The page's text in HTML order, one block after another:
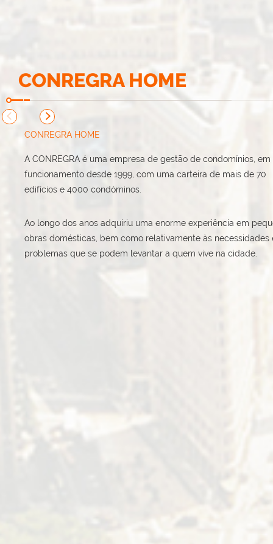
CONREGRA HOME
CONREGRA HOME
A CONREGRA é uma empresa de gestão de condomínios, em
funcionamento desde 1999, com uma carteira de mais de 70
edifícios e 4000 condóminos.
Ao longo dos anos adquiriu uma enorme experiência em
obras domésticas, bem como relativamente às necessidades
problemas que se podem levantar a quem vive na cidade.